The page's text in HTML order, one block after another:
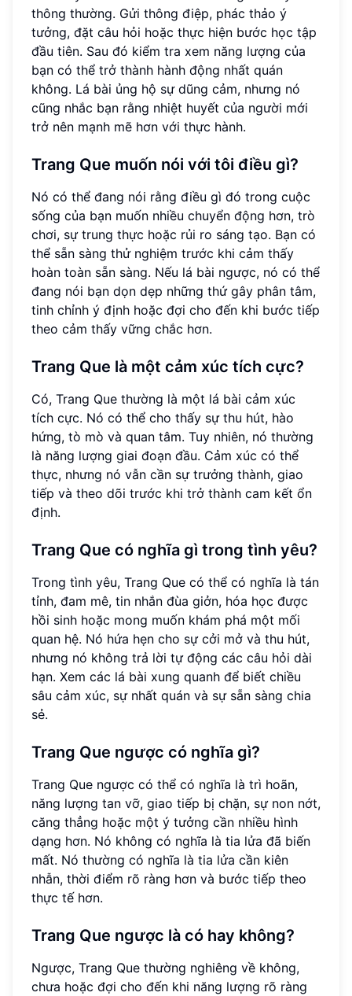
thông thường. Gửi thông điệp, phác thảo ý
tưởng, đặt câu hỏi hoặc thực hiện bước học tập
đầu tiên. Sau đó kiểm tra xem năng lượng của
bạn có thể trở thành hành động nhất quán
không. Lá bài ủng hộ sự dũng cảm, nhưng nó
cũng nhắc bạn rằng nhiệt huyết của người mới
trở nên mạnh mẽ hơn với thực hành.
Trang Que muốn nói với tôi điều gì?
Nó có thể đang nói rằng điều gì đó trong cuộc
sống của bạn muốn nhiều chuyển động hơn, trò
chơi, sự trung thực hoặc rủi ro sáng tạo. Bạn có
thể sẵn sàng thử nghiệm trước khi cảm thấy
hoàn toàn sẵn sàng. Nếu lá bài ngược, nó có thể
đang nói bạn dọn dẹp những thứ gây phân tâm,
tinh chỉnh ý định hoặc đợi cho đến khi bước tiếp
theo cảm thấy vững chắc hơn.
Trang Que là một cảm xúc tích cực?
Có, Trang Que thường là một lá bài cảm xúc
tích cực. Nó có thể cho thấy sự thu hút, hào
hứng, tò mò và quan tâm. Tuy nhiên, nó thường
là năng lượng giai đoạn đầu. Cảm xúc có thể
thực, nhưng nó vẫn cần sự trưởng thành, giao
tiếp và theo dõi trước khi trở thành cam kết ổn
định.
Trang Que có nghĩa gì trong tình yêu?
Trong tình yêu, Trang Que có thể có nghĩa là tán
tỉnh, đam mê, tin nhắn đùa giởn, hóa học được
hồi sinh hoặc mong muốn khám phá một mối
quan hệ. Nó hứa hẹn cho sự cởi mở và thu hút,
nhưng nó không trả lời tự động các câu hỏi dài
hạn. Xem các lá bài xung quanh để biết chiều
sâu cảm xúc, sự nhất quán và sự sẵn sàng chia
sẻ.
Trang Que ngược có nghĩa gì?
Trang Que ngược có thể có nghĩa là trì hoãn,
năng lượng tan vỡ, giao tiếp bị chặn, sự non nớt,
căng thẳng hoặc một ý tưởng cần nhiều hình
dạng hơn. Nó không có nghĩa là tia lửa đã biến
mất. Nó thường có nghĩa là tia lửa cần kiên
nhẫn, thời điểm rõ ràng hơn và bước tiếp theo
thực tế hơn.
Trang Que ngược là có hay không?
Ngược, Trang Que thường nghiêng về không,
chưa hoặc đợi cho đến khi năng lượng rõ ràng